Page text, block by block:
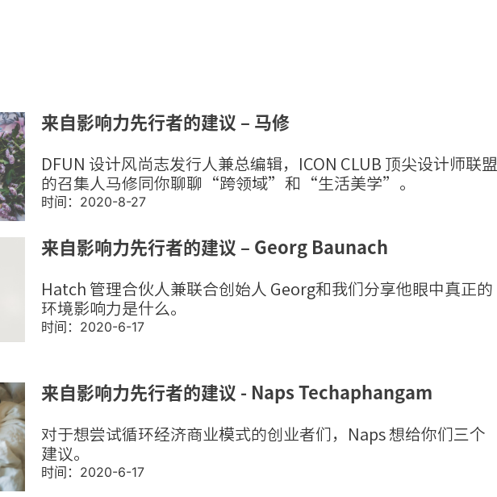
来自影响力先行者的建议 – 马修
DFUN 设计风尚志发行人兼总编辑，ICON CLUB 顶尖设计师联盟
的召集人马修同你聊聊“跨领域”和“生活美学”。
时间：2020-8-27
来自影响力先行者的建议 – Georg Baunach
Hatch 管理合伙人兼联合创始人 Georg和我们分享他眼中真正的
环境影响力是什么。
时间：2020-6-17
来自影响力先行者的建议 - Naps Techaphangam
对于想尝试循环经济商业模式的创业者们，Naps 想给你们三个
建议。
时间：2020-6-17